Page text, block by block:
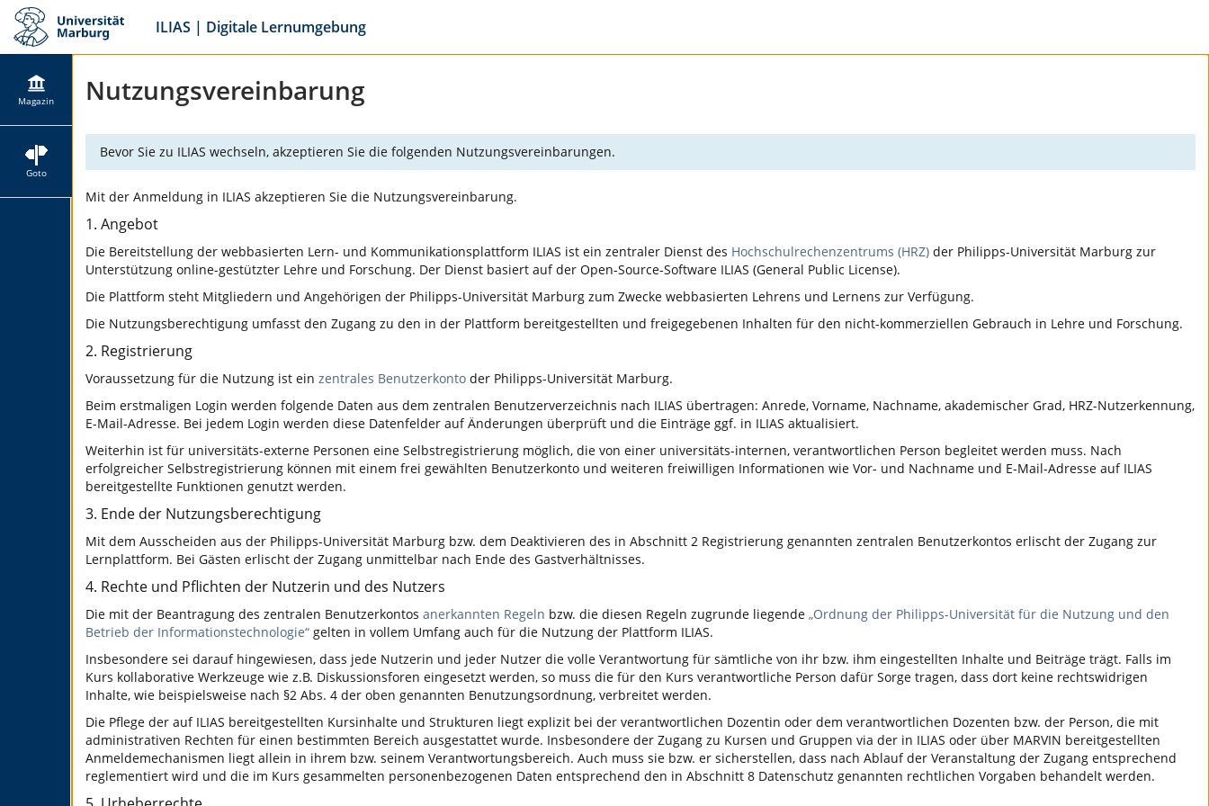
ILIAS | Digitale Lernumgebung
Magazin
Goto
Nutzungsvereinbarung
Bevor Sie zu ILIAS wechseln, akzeptieren Sie die folgenden Nutzungsvereinbarungen.
Mit der Anmeldung in ILIAS akzeptieren Sie die Nutzungsvereinbarung.
1. Angebot
Die Bereitstellung der webbasierten Lern- und Kommunikationsplattform ILIAS ist ein zentraler Dienst des Hochschulrechenzentrums (HRZ) der Philipps-Universität Marburg zur
Unterstützung online-gestützter Lehre und Forschung. Der Dienst basiert auf der Open-Source-Software ILIAS (General Public License).
Die Plattform steht Mitgliedern und Angehörigen der Philipps-Universität Marburg zum Zwecke webbasierten Lehrens und Lernens zur Verfügung.
Die Nutzungsberechtigung umfasst den Zugang zu den in der Plattform bereitgestellten und freigegebenen Inhalten für den nicht-kommerziellen Gebrauch in Lehre und Forschung.
2. Registrierung
Voraussetzung für die Nutzung ist ein zentrales Benutzerkonto der Philipps-Universität Marburg.
Beim erstmaligen Login werden folgende Daten aus dem zentralen Benutzerverzeichnis nach ILIAS übertragen: Anrede, Vorname, Nachname, akademischer Grad, HRZ-Nutzerkennung,
E-Mail-Adresse. Bei jedem Login werden diese Datenfelder auf Änderungen überprüft und die Einträge ggf. in ILIAS aktualisiert.
Weiterhin ist für universitäts-externe Personen eine Selbstregistrierung möglich, die von einer universitäts-internen, verantwortlichen Person begleitet werden muss. Nach
erfolgreicher Selbstregistrierung können mit einem frei gewählten Benutzerkonto und weiteren freiwilligen Informationen wie Vor- und Nachname und E-Mail-Adresse auf ILIAS
bereitgestellte Funktionen genutzt werden.
3. Ende der Nutzungsberechtigung
Mit dem Ausscheiden aus der Philipps-Universität Marburg bzw. dem Deaktivieren des in Abschnitt 2 Registrierung genannten zentralen Benutzerkontos erlischt der Zugang zur
Lernplattform. Bei Gästen erlischt der Zugang unmittelbar nach Ende des Gastverhältnisses.
4. Rechte und Pflichten der Nutzerin und des Nutzers
Die mit der Beantragung des zentralen Benutzerkontos anerkannten Regeln bzw. die diesen Regeln zugrunde liegende „Ordnung der Philipps-Universität für die Nutzung und den
Betrieb der Informationstechnologie“ gelten in vollem Umfang auch für die Nutzung der Plattform ILIAS.
Insbesondere sei darauf hingewiesen, dass jede Nutzerin und jeder Nutzer die volle Verantwortung für sämtliche von ihr bzw. ihm eingestellten Inhalte und Beiträge trägt. Falls im
Kurs kollaborative Werkzeuge wie z.B. Diskussionsforen eingesetzt werden, so muss die für den Kurs verantwortliche Person dafür Sorge tragen, dass dort keine rechtswidrigen
Inhalte, wie beispielsweise nach §2 Abs. 4 der oben genannten Benutzungsordnung, verbreitet werden.
Die Pflege der auf ILIAS bereitgestellten Kursinhalte und Strukturen liegt explizit bei der verantwortlichen Dozentin oder dem verantwortlichen Dozenten bzw. der Person, die mit
administrativen Rechten für einen bestimmten Bereich ausgestattet wurde. Insbesondere der Zugang zu Kursen und Gruppen via der in ILIAS oder über MARVIN bereitgestellten
Anmeldemechanismen liegt allein in ihrem bzw. seinem Verantwortungsbereich. Auch muss sie bzw. er sicherstellen, dass nach Ablauf der Veranstaltung der Zugang entsprechend
reglementiert wird und die im Kurs gesammelten personenbezogenen Daten entsprechend den in Abschnitt 8 Datenschutz genannten rechtlichen Vorgaben behandelt werden.